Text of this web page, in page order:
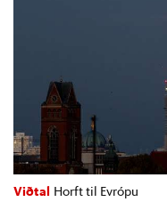
Viðtal Horft til Evrópu